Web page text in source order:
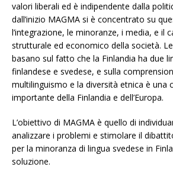
valori liberali ed è indipendente dalla
dall’inizio MAGMA si è concentrato su
l’integrazione, le minoranze, i media, e il
strutturale ed economico della società.
basano sul fatto che la Finlandia ha due
finlandese e svedese, e sulla
multilinguismo e la diversità etnica è una
importante della Finlandia e dell’Europa.
L’obiettivo di MAGMA è quello di
analizzare i problemi e stimolare il
per la minoranza di lingua svedese in
soluzione.